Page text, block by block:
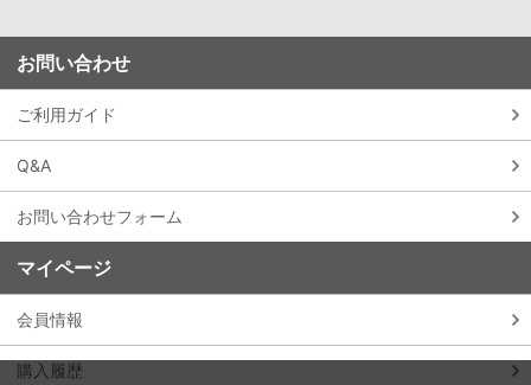
お問い合わせ
ご利用ガイド
Q&A
お問い合わせフォーム
マイページ
会員情報
購入履歴